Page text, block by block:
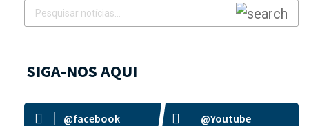
SIGA-NOS AQUI
@facebook @Youtube